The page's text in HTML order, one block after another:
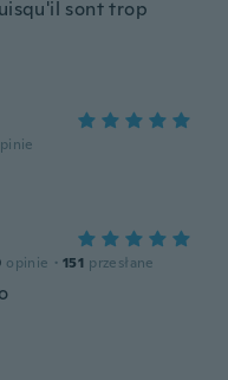
sont trop
opinie · 151 przesłane